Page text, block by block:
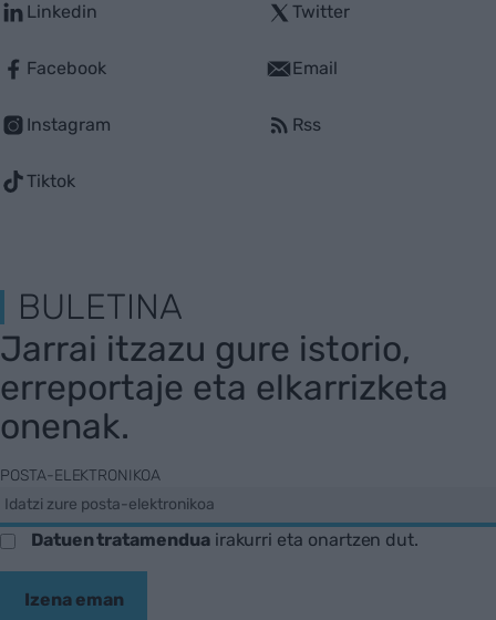
Linkedin
Facebook
Instagram
Tiktok
Twitter
Email
Rss
BULETINA
Jarrai itzazu gure istorio,
erreportaje eta elkarrizketa
onenak.
POSTA-ELEKTRONIKOA
Datuen tratamenduairakurri eta onartzen dut.
Izena eman